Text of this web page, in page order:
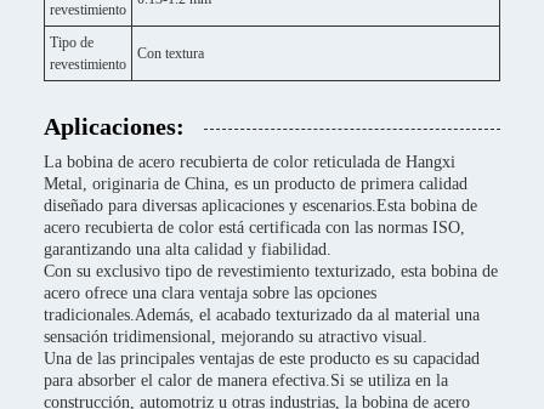
revestimiento
Tipo de
revestimiento
Con textura
Aplicaciones:
La bobina de acero recubierta de color reticulada de Hangxi
Metal, originaria de China, es un producto de primera calidad
diseñado para diversas aplicaciones y escenarios.Esta bobina de
acero recubierta de color está certificada con las normas ISO,
garantizando una alta calidad y fiabilidad.
Con su exclusivo tipo de revestimiento texturizado, esta bobina de
acero ofrece una clara ventaja sobre las opciones
tradicionales.Además, el acabado texturizado da al material una
sensación tridimensional, mejorando su atractivo visual.
Una de las principales ventajas de este producto es su capacidad
para absorber el calor de manera efectiva.Si se utiliza en la
construcción, automotriz u otras industrias, la bobina de acero